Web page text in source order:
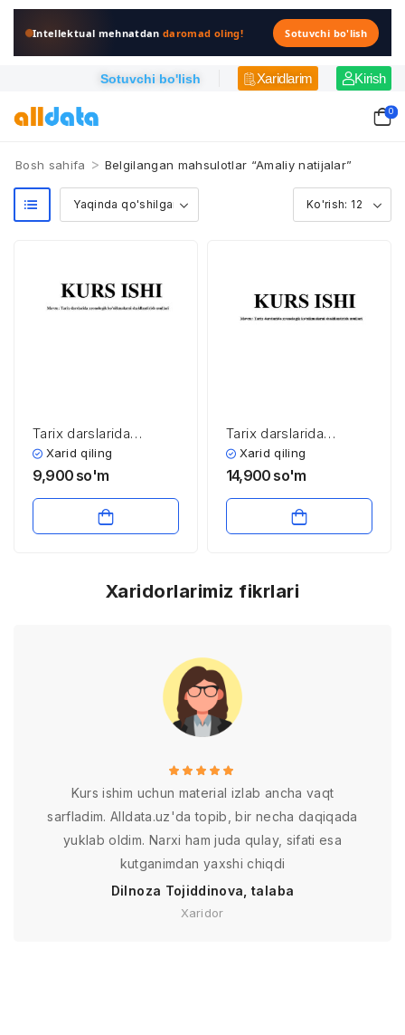
Intellektual mehnatdandaromad oling! Sotuvchi bo'lish
Sotuvchi bo'lish Xaridlarim Kirish
0
Bosh sahifa > Belgilangan mahsulotlar “Amaliy natijalar”
Tarix darslarida
xronologik
ko’nikmalarni
Xarid qiling
9,900 so'm
Tarix darslarida
xronologik
ko’nikmalarni
Xarid qiling
14,900 so'm
Xaridorlarimiz fikrlari
Kurs ishim uchun material izlab ancha vaqt
sarfladim. Alldata.uz'da topib, bir necha daqiqada
yuklab oldim. Narxi ham juda qulay, sifati esa
kutganimdan yaxshi chiqdi
Dilnoza Tojiddinova, talaba
Xaridor